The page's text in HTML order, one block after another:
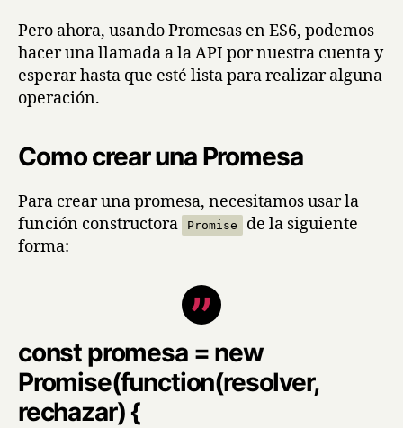
Pero ahora, usando Promesas en ES6, podemos
hacer una llamada a la API por nuestra cuenta y
esperar hasta que esté lista para realizar alguna
operación.
Como crear una Promesa
Para crear una promesa, necesitamos usar la
función constructora
Promise
de la siguiente
forma:
const promesa = new
Promise(function(resolver,
rechazar) {